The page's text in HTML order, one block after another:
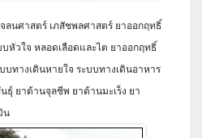
ลนศาสตร์ เภสัชพลศาสตร์ ยาออกฤทธิ์
หัวใจ หลอดเลือดและไต ยาออกฤทธิ์
บทางเดินหายใจ ระบบทางเดินอาหาร
ธุ์ ยาต้านจุลชีพ ยาต้านมะเร็ง ยา
น